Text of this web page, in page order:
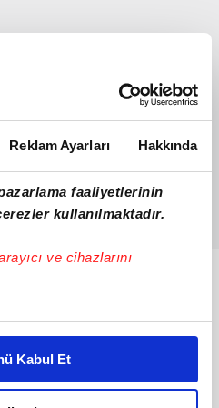
Reklam Ayarları Hakkında
faaliyetlerinin
kullanılmaktadır.
ve cihazlarını
sizlere özel
Bunu yaparken
reklam deneyimi sunmak
Kabul Et